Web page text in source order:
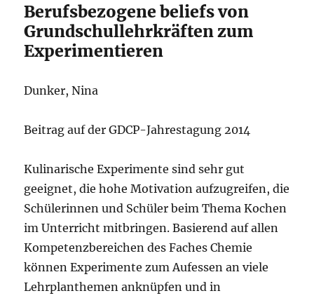
Berufsbezogene beliefs von
Grundschullehrkräften zum
Experimentieren
Dunker, Nina
Beitrag auf der GDCP-Jahrestagung 2014
Kulinarische Experimente sind sehr gut
geeignet, die hohe Motivation aufzugreifen, die
Schülerinnen und Schüler beim Thema Kochen
im Unterricht mitbringen. Basierend auf allen
Kompetenzbereichen des Faches Chemie
können Experimente zum Aufessen an viele
Lehrplanthemen anknüpfen und in